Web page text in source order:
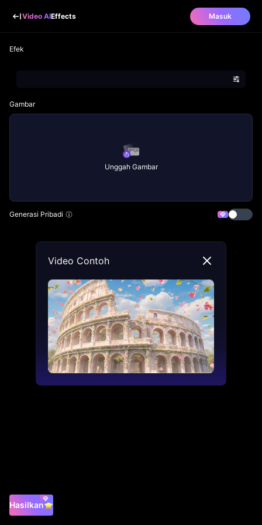
Video AIEffects Masuk
Efek
Gambar
Unggah Gambar
Generasi Pribadi
Hasilkan
Video Contoh